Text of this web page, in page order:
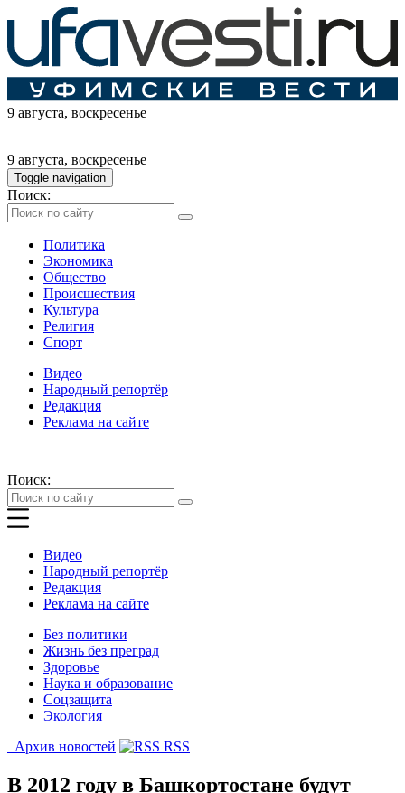
9 августа, воскресенье
9 августа, воскресенье
Toggle navigation
Поиск:
Политика
Экономика
Общество
Происшествия
Культура
Религия
Спорт
Видео
Народный репортёр
Редакция
Реклама на сайте
Поиск:
Видео
Народный репортёр
Редакция
Реклама на сайте
Без политики
Жизнь без преград
Здоровье
Наука и образование
Соцзащита
Экология
Архив новостей
RSS
В 2012 году в Башкортостане будут